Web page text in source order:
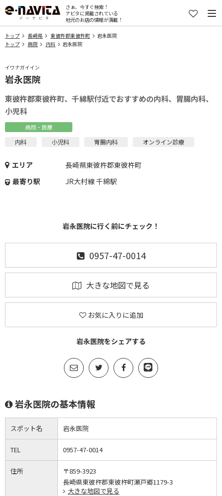
さぁ、今すぐ検索！
ナビタに掲載されている
地元のお店の情報が満載！
トップ 長崎県 東彼杵郡東彼杵町
岩永医院
トップ
病院 内科 岩永医院
イワナガイイン
岩永医院
東彼杵郡東彼杵町、千綿駅付近でおすすめの内科、胃腸内科、
小児科
病院・医療
内科 小児科 胃腸内科 オンライン診療
エリア
長崎県東彼杵郡東彼杵町
最寄り駅
JR大村線 千綿駅
岩永医院に行く前にチェック！
0957-47-0014
大きな地図で見る
お気に入りに追加
岩永医院をシェアする
岩永医院の基本情報
スポット名 岩永医院
TEL 0957-47-0014
住所
〒859-3923
長崎県東彼杵郡東彼杵町瀬戸郷1179-3
大きな地図で見る